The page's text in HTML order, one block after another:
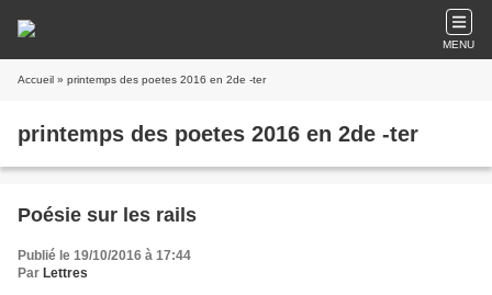
MENU
Accueil » printemps des poetes 2016 en 2de -ter
printemps des poetes 2016 en 2de -ter
Poésie sur les rails
Publié le 19/10/2016 à 17:44
Par Lettres